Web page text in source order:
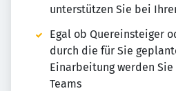
unterstützen Sie bei
Egal ob Quereinsteiger
durch die für Sie
Einarbeitung werden
Teams